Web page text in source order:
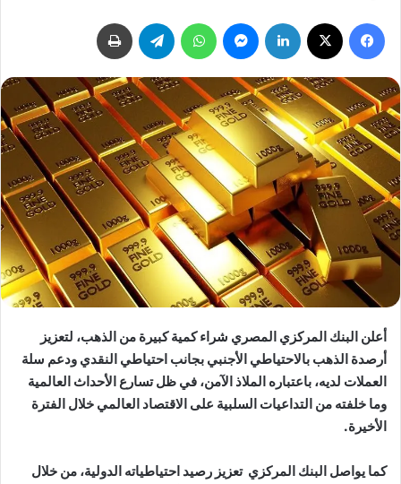
أعلن البنك المركزي المصري شراء كمية كبيرة من الذهب، لتعزيز
أرصدة الذهب بالاحتياطي الأجنبي بجانب احتياطي النقدي ودعم سلة
العملات لديه، باعتباره الملاذ الآمن، في ظل تسارع الأحداث العالمية
وما خلفته من التداعيات السلبية على الاقتصاد العالمي خلال الفترة
الأخيرة.
كما يواصل البنك المركزي تعزيز رصيد احتياطياته الدولية، من خلال